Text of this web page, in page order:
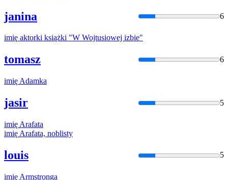
janina 6
imię aktorki książki "W Wojtusiowej izbie"
tomasz 6
imię Adamka
jasir 5
imię Arafata
imię Arafata, noblisty
louis 5
imię Armstronga